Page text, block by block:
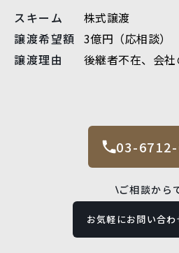
スキーム
株式譲渡
譲渡希望額 3億円（応相談）
譲渡理由
後継者不在、会
03-
ご相談から
お気軽にお問い合